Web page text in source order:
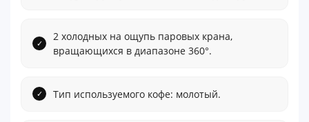
2 холодных на ощупь паровых крана,
вращающихся в диапазоне 360°.
Тип используемого кофе: молотый.